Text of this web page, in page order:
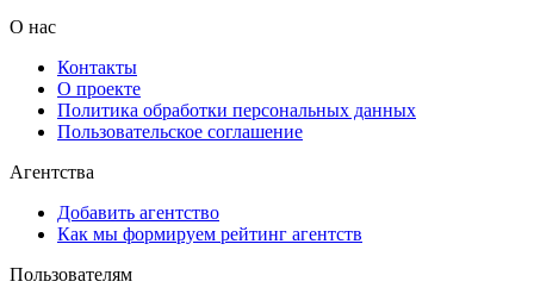
О нас
Контакты
О проекте
Политика обработки персональных данных
Пользовательское соглашение
Агентства
Добавить агентство
Как мы формируем рейтинг агентств
Пользователям